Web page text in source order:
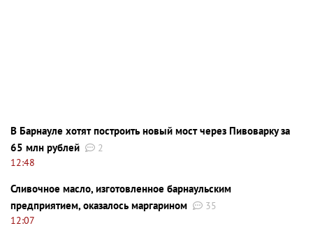
В Барнауле хотят построить новый мост через Пивоварку за
65 млн рублей
2
12:48
Сливочное масло, изготовленное барнаульским
предприятием, оказалось маргарином
35
12:07